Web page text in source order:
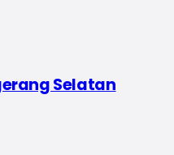
Selatan